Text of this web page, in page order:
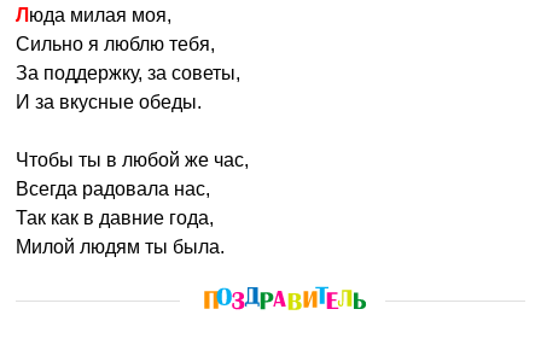
Люда милая моя,
Сильно я люблю тебя,
За поддержку, за советы,
И за вкусные обеды.
Чтобы ты в любой же час,
Всегда радовала нас,
Так как в давние года,
Милой людям ты была.